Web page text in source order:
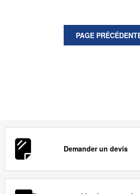
Demander un devis